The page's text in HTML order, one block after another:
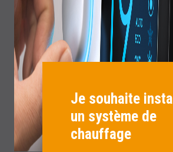
Je souhaite
un système de
chauffage